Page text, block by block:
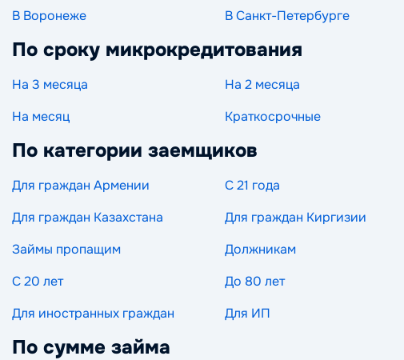
В Воронеже
В Санкт-Петербурге
По сроку микрокредитования
На 3 месяца На 2 месяца
На месяц
Краткосрочные
По категории заемщиков
Для граждан Армении С 21 года
Для граждан Казахстана
Для граждан Киргизии
Займы пропащим
Должникам
С 20 лет
До 80 лет
Для иностранных граждан
Для ИП
По сумме займа